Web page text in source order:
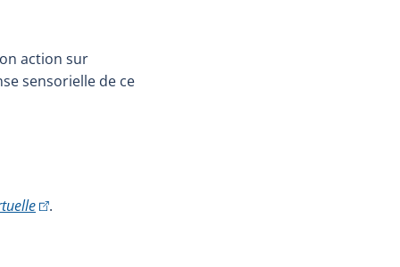
action sur
sensorielle de ce
(Cet hyperlien externe s'ouvrira dans une nouvelle
.